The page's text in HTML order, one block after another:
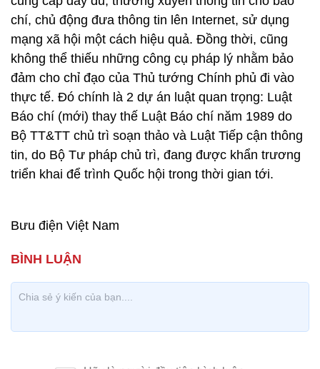
chí, chủ động đưa thông tin lên Internet, sử dụng
mạng xã hội một cách hiệu quả. Đồng thời, cũng
không thể thiếu những công cụ pháp lý nhằm bảo
đảm cho chỉ đạo của Thủ tướng Chính phủ đi vào
thực tế. Đó chính là 2 dự án luật quan trọng: Luật
Báo chí (mới) thay thế Luật Báo chí năm 1989 do
Bộ TT&TT chủ trì soạn thảo và Luật Tiếp cận thông
tin, do Bộ Tư pháp chủ trì, đang được khẩn trương
triển khai để trình Quốc hội trong thời gian tới.
Bưu điện Việt Nam